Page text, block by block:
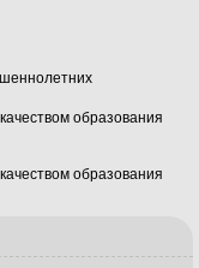
образования
образования